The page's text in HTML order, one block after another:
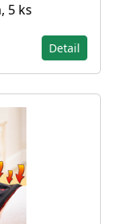
5 ks
Detail